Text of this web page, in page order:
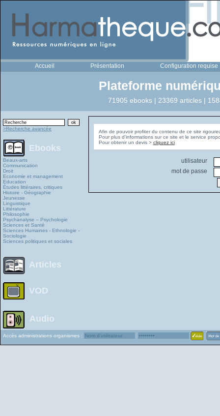
Accueil Présentation Configuration requise
Plateforme
71905 ebooks | 23369 articles |
>Recherche avancée
Ebooks
Beaux-arts
Communication
Droit
Economie et management
Education
Études littéraires, critiques
Histoire - Géographie
Jeunesse
Linguistique
Littérature
Philosophie
Psychanalyse – Psychologie
Sciences et Santé
Sciences Humaines - Ethnologie -
Sociologie
Sciences politiques et sociales
Articles
VOD
Audio
Afin de pouvoir profiter du contenu de ce site
Pour plus d'informations sur ce site et le service
Pour obtenir un devis > cliquez ici
utilisateur
mot de passe
Accès administrations organismes :